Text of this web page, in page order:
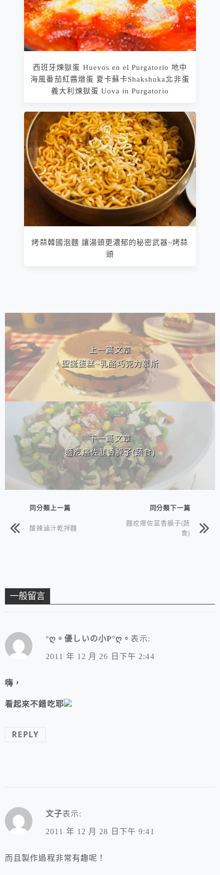
西班牙煉獄蛋 Huevos en el Purgatorio 地中
海風番茄紅醬燉蛋 夏卡蘇卡Shakshuka北非蛋
義大利煉獄蛋 Uova in Purgatorio
烤蒜韓國泡麵 讓湯頭更濃郁的秘密武器~烤蒜
頭
相連文章
上一篇文章
聖誕蛋糕~乳酪巧克力慕斯
下一篇文章
麵疙瘩佐韮香臊子(蔬食)
同分類上一篇
酸辣滷汁乾拌麵
同分類下一篇
麵疙瘩佐韮香臊子(蔬
食)
一般留言
°ღ。優しいの小P°ღ。表示:
2011 年 12 月 26 日下午 2:44
嗨，
看起來不錯吃耶
REPLY
文子表示:
2011 年 12 月 28 日下午 9:41
而且製作過程非常有趣呢！